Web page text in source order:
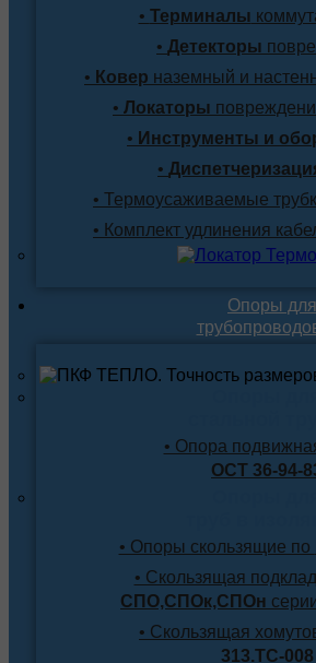
• Терминалы
• Детекторы
• Ковер наземный и
• Локаторы
• Инструменты и
•
• Термоусаживаемые
• Комплект удлинения
Опоры для
• Опора
ОСТ 36-94-
• Опоры скользящие по
• Скользящая
СПО,СПОк,СПОн
• Скользящая
313.ТС-008